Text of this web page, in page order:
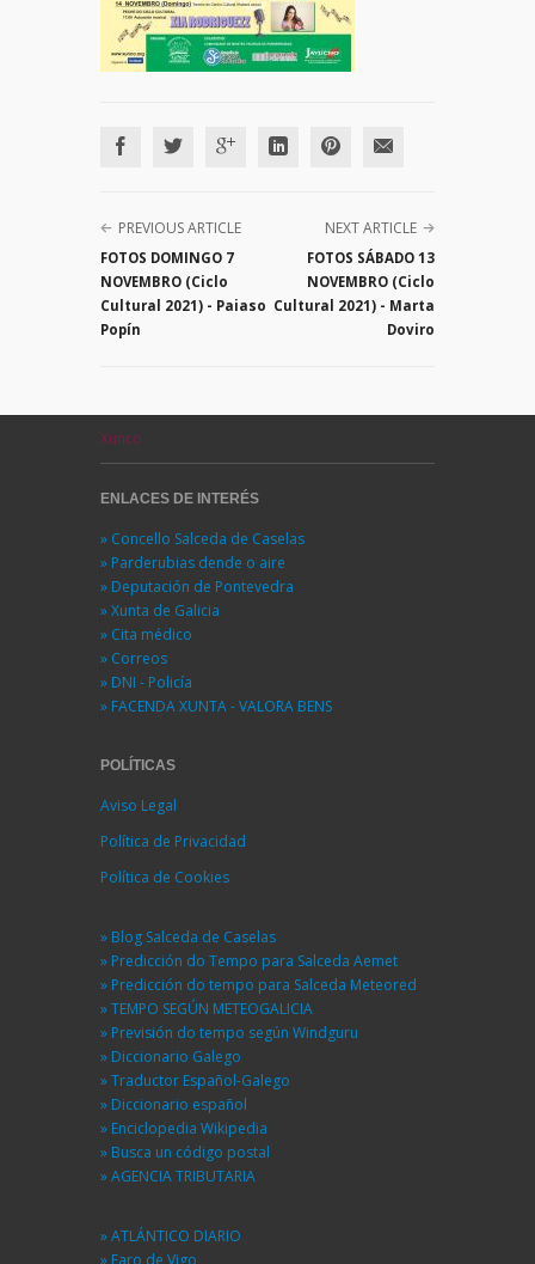
PREVIOUS ARTICLE
FOTOS DOMINGO 7
NOVEMBRO (Ciclo
Cultural 2021) - Paiaso
Popín
NEXT ARTICLE
FOTOS SÁBADO 13
NOVEMBRO (Ciclo
Cultural 2021) - Marta
Doviro
Xunco
ENLACES DE INTERÉS
» Concello Salceda de Caselas
» Parderubias dende o aire
» Deputación de Pontevedra
» Xunta de Galicia
» Cita médico
» Correos
» DNI - Policía
» FACENDA XUNTA - VALORA BENS
POLÍTICAS
Aviso Legal
Política de Privacidad
Política de Cookies
» Blog Salceda de Caselas
» Predicción do Tempo para Salceda Aemet
» Predicción do tempo para Salceda Meteored
» TEMPO SEGÚN METEOGALICIA
» Previsión do tempo según Windguru
» Diccionario Galego
» Traductor Español-Galego
» Diccionario español
» Enciclopedia Wikipedia
» Busca un código postal
» AGENCIA TRIBUTARIA
» ATLÁNTICO DIARIO
» Faro de Vigo